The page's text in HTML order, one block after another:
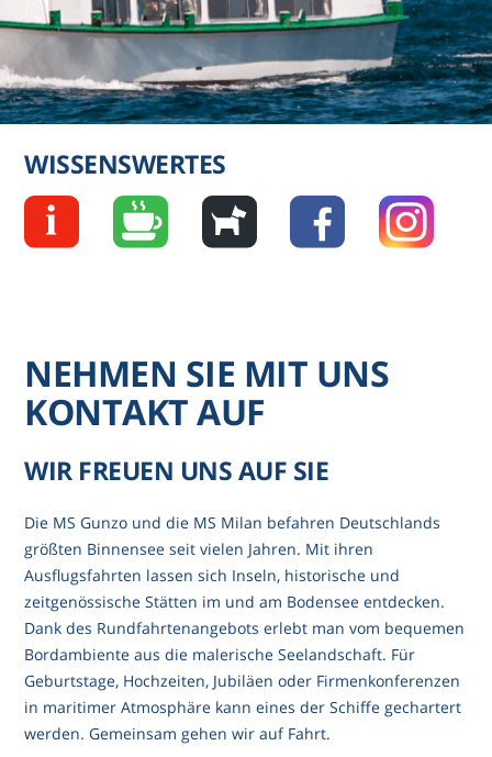
WISSENSWERTES
NEHMEN SIE MIT UNS
KONTAKT AUF
WIR FREUEN UNS AUF SIE
Die MS Gunzo und die MS Milan befahren Deutschlands
größten Binnensee seit vielen Jahren. Mit ihren
Ausflugsfahrten lassen sich Inseln, historische und
zeitgenössische Stätten im und am Bodensee entdecken.
Dank des Rundfahrtenangebots erlebt man vom bequemen
Bordambiente aus die malerische Seelandschaft. Für
Geburtstage, Hochzeiten, Jubiläen oder Firmenkonferenzen
in maritimer Atmosphäre kann eines der Schiffe gechartert
werden. Gemeinsam gehen wir auf Fahrt.